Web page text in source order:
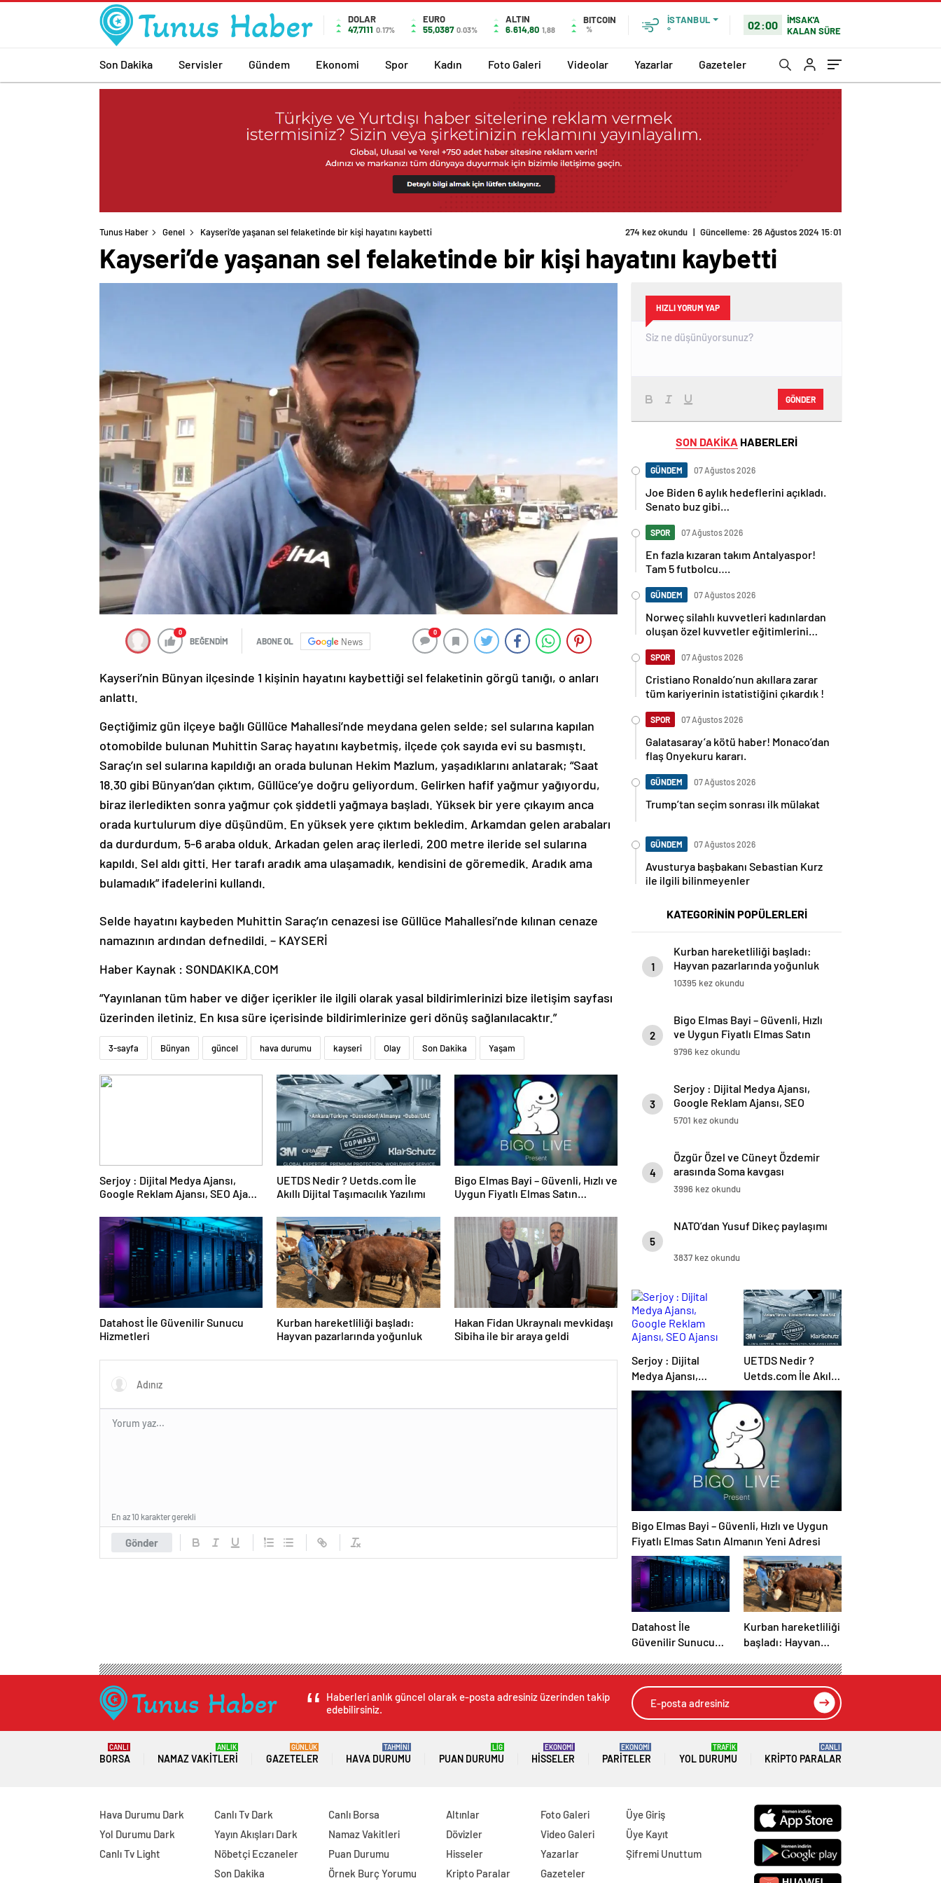
DOLAR
47,7111 0.17%
EURO
55,0387 0.03%
ALTIN
6.614,80 1,88
BITCOIN
%
İSTANBUL
°
02:00
İMSAK'A
KALAN SÜRE
Son Dakika Servisler Gündem Ekonomi Spor Kadın Foto Galeri Videolar Yazarlar Gazeteler
Tunus Haber Genel Kayseri’de yaşanan sel felaketinde bir kişi hayatını kaybetti 274 kez okundu | Güncelleme: 26 Ağustos 2024 15:01
Kayseri’de yaşanan sel felaketinde bir kişi hayatını kaybetti
0
BEĞENDİM ABONE OL News
0
Kayseri’nin Bünyan ilçesinde 1 kişinin hayatını kaybettiği sel felaketinin görgü tanığı, o anları
anlattı.
Geçtiğimiz gün ilçeye bağlı Güllüce Mahallesi’nde meydana gelen selde; sel sularına kapılan
otomobilde bulunan Muhittin Saraç hayatını kaybetmiş, ilçede çok sayıda evi su basmıştı.
Saraç’ın sel sularına kapıldığı an orada bulunan Hekim Mazlum, yaşadıklarını anlatarak; “Saat
18.30 gibi Bünyan’dan çıktım, Güllüce’ye doğru geliyordum. Gelirken hafif yağmur yağıyordu,
biraz ilerledikten sonra yağmur çok şiddetli yağmaya başladı. Yüksek bir yere çıkayım anca
orada kurtulurum diye düşündüm. En yüksek yere çıktım bekledim. Arkamdan gelen arabaları
da durdurdum, 5-6 araba olduk. Arkadan gelen araç ilerledi, 200 metre ileride sel sularına
kapıldı. Sel aldı gitti. Her tarafı aradık ama ulaşamadık, kendisini de göremedik. Aradık ama
bulamadık” ifadelerini kullandı.
Selde hayatını kaybeden Muhittin Saraç’ın cenazesi ise Güllüce Mahallesi’nde kılınan cenaze
namazının ardından defnedildi. – KAYSERİ
Haber Kaynak : SONDAKIKA.COM
“Yayınlanan tüm haber ve diğer içerikler ile ilgili olarak yasal bildirimlerinizi bize iletişim sayfası
üzerinden iletiniz. En kısa süre içerisinde bildirimlerinize geri dönüş sağlanılacaktır.”
3-sayfa Bünyan güncel hava durumu kayseri Olay Son Dakika Yaşam
Serjoy : Dijital Medya Ajansı,
Google Reklam Ajansı, SEO Ajansı
UETDS Nedir ? Uetds.com İle
Akıllı Dijital Taşımacılık Yazılımı
Bigo Elmas Bayi – Güvenli, Hızlı ve
Uygun Fiyatlı Elmas Satın
Datahost İle Güvenilir Sunucu
Hizmetleri
Kurban hareketliliği başladı:
Hayvan pazarlarında yoğunluk
Hakan Fidan Ukraynalı mevkidaşı
Sibiha ile bir araya geldi
Gönder
En az 10 karakter gerekli
HIZLI YORUM YAP
GÖNDER
SON DAKİKA HABERLERİ
GÜNDEM 07 Ağustos 2026
Joe Biden 6 aylık hedeflerini açıkladı.
Senato buz gibi…
SPOR 07 Ağustos 2026
En fazla kızaran takım Antalyaspor!
Tam 5 futbolcu….
GÜNDEM 07 Ağustos 2026
Norweç silahlı kuvvetleri kadınlardan
oluşan özel kuvvetler eğitimlerini
SPOR 07 Ağustos 2026
Cristiano Ronaldo’nun akıllara zarar
tüm kariyerinin istatistiğini çıkardık !
SPOR 07 Ağustos 2026
Galatasaray’a kötü haber! Monaco’dan
flaş Onyekuru kararı.
GÜNDEM 07 Ağustos 2026
Trump’tan seçim sonrası ilk mülakat
GÜNDEM 07 Ağustos 2026
Avusturya başbakanı Sebastian Kurz
ile ilgili bilinmeyenler
KATEGORİNİN POPÜLERLERİ
1
Kurban hareketliliği başladı:
Hayvan pazarlarında yoğunluk
10395 kez okundu
2
Bigo Elmas Bayi – Güvenli, Hızlı
ve Uygun Fiyatlı Elmas Satın
Almanın Yeni Adresi
9796 kez okundu
3
Serjoy : Dijital Medya Ajansı,
Google Reklam Ajansı, SEO
Ajansı ve Web Tasarım Ajansı
5701 kez okundu
4
Özgür Özel ve Cüneyt Özdemir
arasında Soma kavgası
3996 kez okundu
5
NATO’dan Yusuf Dikeç paylaşımı
3837 kez okundu
Serjoy : Dijital
Medya Ajansı,
Google Reklam
Ajansı, SEO Ajansı
ve Web Tasarım
Ajansı
UETDS Nedir ?
Uetds.com İle Akıllı
Dijital Taşımacılık
Yazılımı
Bigo Elmas Bayi – Güvenli, Hızlı ve Uygun
Fiyatlı Elmas Satın Almanın Yeni Adresi
Datahost İle
Güvenilir Sunucu
Kurban hareketliliği
başladı: Hayvan
yoğunluk
Haberleri anlık güncel olarak e-posta adresiniz üzerinden takip
edebilirsiniz.
BORSA
CANLI
NAMAZ VAKITLERI
ANLIK
GAZETELER
GÜNLÜK
HAVA DURUMU
TAHMİNİ
PUAN DURUMU
LİG
HISSELER
EKONOMİ
PARITELER
EKONOMİ
YOL DURUMU
TRAFİK
KRIPTO PARALAR
CANLI
Hava Durumu Dark
Yol Durumu Dark
Canlı Tv Light
Canlı Tv Dark
Yayın Akışları Dark
Nöbetçi Eczaneler
Son Dakika
Canlı Borsa
Namaz Vakitleri
Puan Durumu
Örnek Burç Yorumu
Altınlar
Dövizler
Hisseler
Kripto Paralar
Foto Galeri
Video Galeri
Yazarlar
Gazeteler
Üye Giriş
Üye Kayıt
Şifremi Unuttum